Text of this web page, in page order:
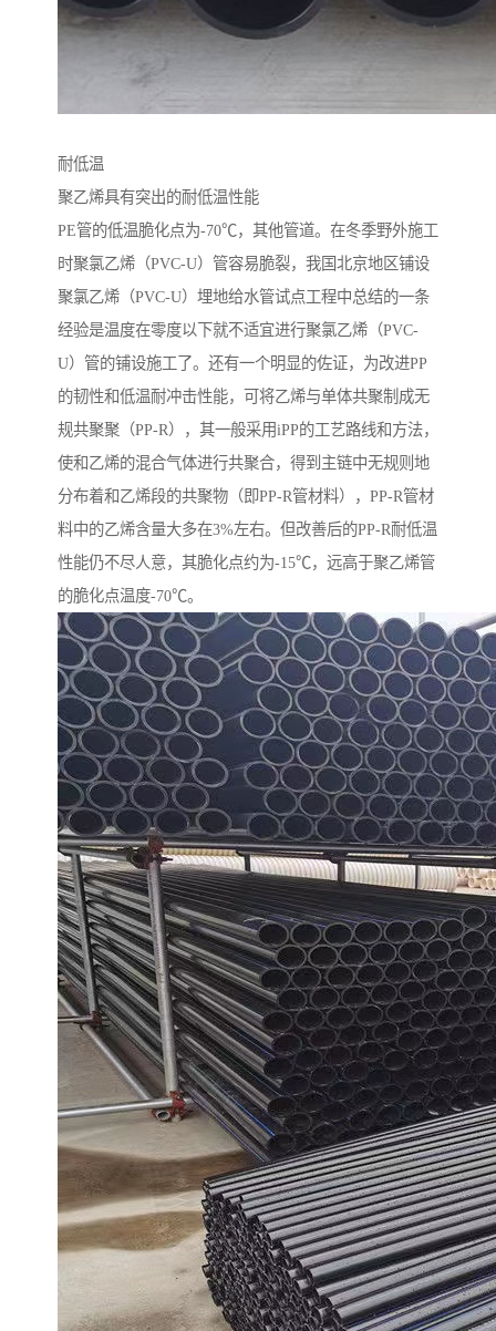
耐低温
聚乙烯具有突出的耐低温性能
PE管的低温脆化点为-70℃，其他管道。在冬季野外施工
时聚氯乙烯（PVC-U）管容易脆裂，我国北京地区铺设
聚氯乙烯（PVC-U）埋地给水管试点工程中总结的一条
经验是温度在零度以下就不适宜进行聚氯乙烯（PVC-
U）管的铺设施工了。还有一个明显的佐证，为改进PP
的韧性和低温耐冲击性能，可将乙烯与单体共聚制成无
规共聚聚（PP-R），其一般采用iPP的工艺路线和方法，
使和乙烯的混合气体进行共聚合，得到主链中无规则地
分布着和乙烯段的共聚物（即PP-R管材料），PP-R管材
料中的乙烯含量大多在3%左右。但改善后的PP-R耐低温
性能仍不尽人意，其脆化点约为-15℃，远高于聚乙烯管
的脆化点温度-70℃。